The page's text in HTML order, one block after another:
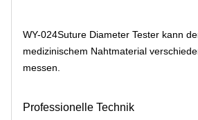
WY-024Suture Diameter Tester kann
medizinischem Nahtmaterial
messen.
Professionelle Technik